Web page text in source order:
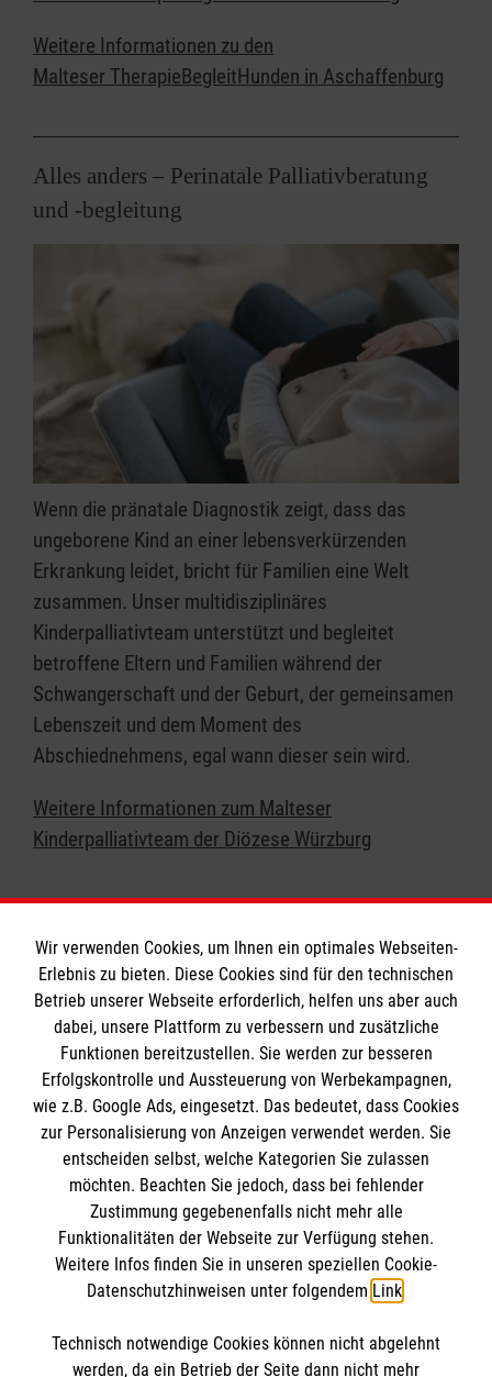
Weitere Informationen zu den
Malteser TherapieBegleitHunden in Aschaffenburg
Alles anders – Perinatale Palliativberatung
und -begleitung
Wenn die pränatale Diagnostik zeigt, dass das
ungeborene Kind an einer lebensverkürzenden
Erkrankung leidet, bricht für Familien eine Welt
zusammen. Unser multidisziplinäres
Kinderpalliativteam unterstützt und begleitet
betroffene Eltern und Familien während der
Schwangerschaft und der Geburt, der gemeinsamen
Lebenszeit und dem Moment des
Abschiednehmens, egal wann dieser sein wird.
Weitere Informationen zum Malteser
Kinderpalliativteam der Diözese Würzburg
Informationen
Impressum
Datenschutz
Kontakt
Die Malteser
Malteser in Deutschland
Malteserorden
Sharepoint
Spendenkonto
IBAN: DE27 3706 0120 1201 2220 16
So finden Sie uns
Wir verwenden Cookies, um Ihnen ein optimales Webseiten-
Erlebnis zu bieten. Diese Cookies sind für den technischen
Betrieb unserer Webseite erforderlich, helfen uns aber auch
dabei, unsere Plattform zu verbessern und zusätzliche
Funktionen bereitzustellen. Sie werden zur besseren
Erfolgskontrolle und Aussteuerung von Werbekampagnen,
wie z.B. Google Ads, eingesetzt. Das bedeutet, dass Cookies
zur Personalisierung von Anzeigen verwendet werden. Sie
entscheiden selbst, welche Kategorien Sie zulassen
möchten. Beachten Sie jedoch, dass bei fehlender
Zustimmung gegebenenfalls nicht mehr alle
Funktionalitäten der Webseite zur Verfügung stehen.
Weitere Infos finden Sie in unseren speziellen Cookie-
Datenschutzhinweisen unter folgendem Link.
Technisch notwendige Cookies können nicht abgelehnt
werden, da ein Betrieb der Seite dann nicht mehr